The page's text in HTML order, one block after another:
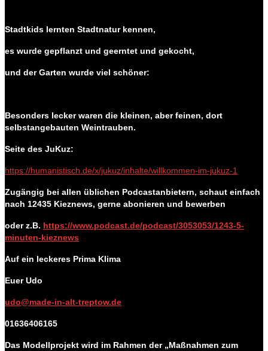
Stadtkids lernten Stadtnatur kennen,
es wurde gepflanzt und geerntet und gekocht,
und der Garten wurde viel schöner:
Besonders lecker waren die kleinen, aber feinen, dort
selbstangebauten Weintrauben.
Seite des JuKuz:
https://humanistisch.de/x/jukuz/inhalte/willkommen-im-jukuz-1
Zugängig bei allen üblichen Podcastanbietern, schaut einfach
nach 12435 Kieznews, gerne abonieren und bewerben
oder z.B. https://www.podcast.de/podcast/3053053/1243-5-
minuten-kieznews
Auf ein leckeres Prima Klima
Euer Udo
udo@made-in-alt-treptow.de
01636406165
Das Modellprojekt wird im Rahmen der „Maßnahmen zum